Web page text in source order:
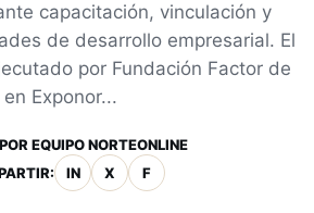
capacitación, vinculación y
de desarrollo empresarial. El
por Fundación Factor de
Exponor...
POR EQUIPO NORTEONLINE
IN X F